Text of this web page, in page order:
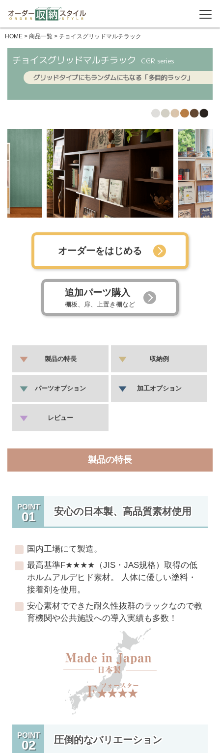
HOME > 商品一覧 > チョイスグリッドマルチラック
チョイスグリッドマルチラック
CGR series
グリッドタイプにもランダムにもなる「多目的ラック」
追加パーツ購入
棚板、扉、上置き棚など
オーダーをはじめる
製品の特長 収納例
パーツオプション 加工オプション
レビュー
製品の特長
POINT
01 安心の日本製、高品質素材使用
国内工場にて製造。
最高基準F★★★★（JIS・JAS規格）取得の低
ホルムアルデヒド素材。 人体に優しい塗料・
接着剤を使用。
安心素材でできた耐久性抜群のラックなので教
育機関や公共施設への導入実績も多数！
POINT
02 圧倒的なバリエーション